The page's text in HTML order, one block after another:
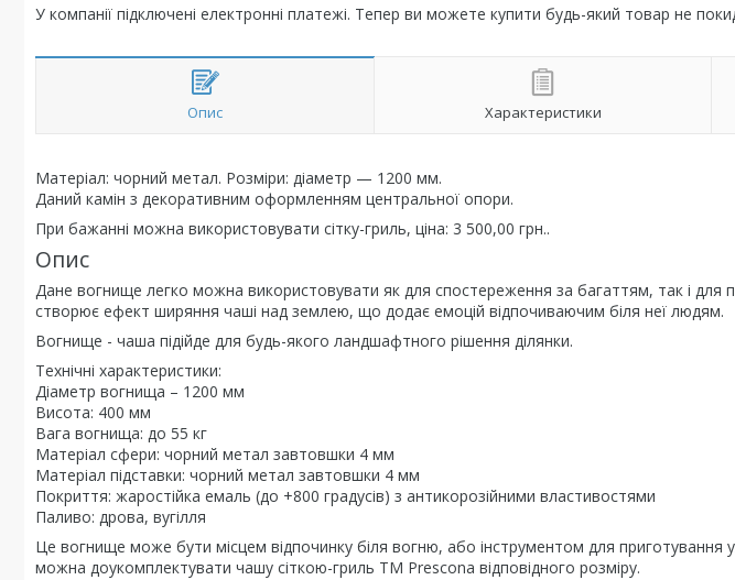
У компанії підключені електронні платежі. Тепер ви можете купити будь-який товар не
Опис Характеристики
Матеріал: чорний метал. Розміри: діаметр — 1200 мм.
Даний камін з декоративним оформленням центральної опори.
При бажанні можна використовувати сітку-гриль, ціна: 3 500,00 грн..
Опис
Дане вогнище легко можна використовувати як для спостереження за багаттям, так і для
створює ефект ширяння чаші над землею, що додає емоцій відпочиваючим біля неї людям.
Вогнище - чаша підійде для будь-якого ландшафтного рішення ділянки.
Технічні характеристики:
Діаметр вогнища – 1200 мм
Висота: 400 мм
Вага вогнища: до 55 кг
Матеріал сфери: чорний метал завтовшки 4 мм
Матеріал підставки: чорний метал завтовшки 4 мм
Покриття: жаростійка емаль (до +800 градусів) з антикорозійними властивостями
Паливо: дрова, вугілля
Це вогнище може бути місцем відпочинку біля вогню, або інструментом для приготування
можна доукомплектувати чашу сіткою-гриль ТМ Prescona відповідного розміру.